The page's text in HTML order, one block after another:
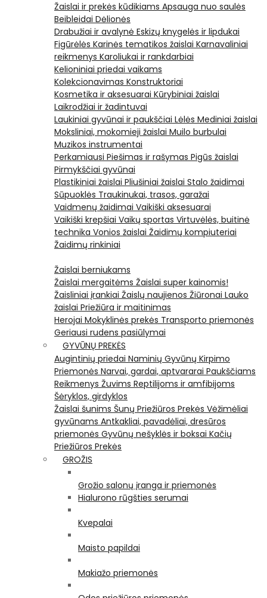
Žaislai ir prekės kūdikiams Apsauga nuo saulės
Beibleidai Dėlionės
Drabužiai ir avalynė Eskizų knygelės ir lipdukai
Figūrėlės Karinės tematikos žaislai Karnavaliniai
reikmenys Karoliukai ir rankdarbiai
Kelioniniai priedai vaikams
Kolekcionavimas Konstruktoriai
Kosmetika ir aksesuarai Kūrybiniai žaislai
Laikrodžiai ir žadintuvai
Laukiniai gyvūnai ir paukščiai Lėlės Mediniai žaislai
Moksliniai, mokomieji žaislai Muilo burbulai
Muzikos instrumentai
Perkamiausi Piešimas ir rašymas Pigūs žaislai
Pirmykščiai gyvūnai
Plastikiniai žaislai Pliušiniai žaislai Stalo žaidimai
Sūpuoklės Traukinukai, trasos, garažai
Vaidmenų žaidimai Vaikiški aksesuarai
Vaikiški krepšiai Vaikų sportas Virtuvėlės, buitinė
technika Vonios žaislai Žaidimų kompiuteriai
Žaidimų rinkiniai
Žaislai berniukams
Žaislai mergaitėms Žaislai super kainomis!
Žaisliniai įrankiai Žaislų naujienos Žiūronai Lauko
žaislai Priežiūra ir maitinimas
Herojai Mokyklinės prekės Transporto priemonės
Geriausi rudens pasiūlymai
GYVŪNŲ PREKĖS
Augintinių priedai Naminių Gyvūnų Kirpimo
Priemonės Narvai, gardai, aptvararai Paukščiams
Reikmenys Žuvims Reptilijoms ir amfibijoms
Šėryklos, girdyklos
Žaislai šunims Šunų Priežiūros Prekės Vėžimėliai
gyvūnams Antkakliai, pavadėliai, dresūros
priemonės Gyvūnų nešyklės ir boksai Kačių
Priežiūros Prekės
GROŽIS
Grožio salonų įranga ir priemonės
Hialurono rūgšties serumai
Kvepalai
Maisto papildai
Makiažo priemonės